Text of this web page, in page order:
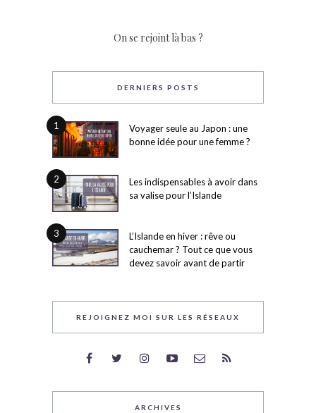
On se rejoint là bas ?
DERNIERS POSTS
1
Voyager seule au Japon : une
bonne idée pour une femme ?
2
Les indispensables à avoir dans
sa valise pour l’Islande
3
L’Islande en hiver : rêve ou
cauchemar ? Tout ce que vous
devez savoir avant de partir
REJOIGNEZ MOI SUR LES RÉSEAUX
ARCHIVES